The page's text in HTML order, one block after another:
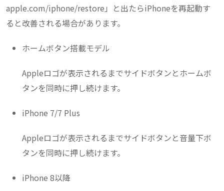
apple.com/iphone/restore」と出たらiPhoneを再起動す
ると改善される場合があります。
ホームボタン搭載モデル
Appleロゴが表示されるまでサイドボタンとホームボ
タンを同時に押し続けます。
iPhone 7/7 Plus
Appleロゴが表示されるまでサイドボタンと音量下ボ
タンを同時に押し続けます。
iPhone 8以降